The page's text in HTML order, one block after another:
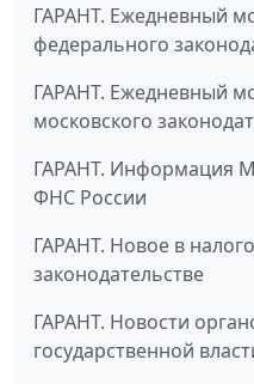
ГАРАНТ. Ежедневный
федерального
ГАРАНТ. Ежедневный
московского
ГАРАНТ. Информация
ФНС России
ГАРАНТ. Новое в
законодательстве
ГАРАНТ. Новости
государственной